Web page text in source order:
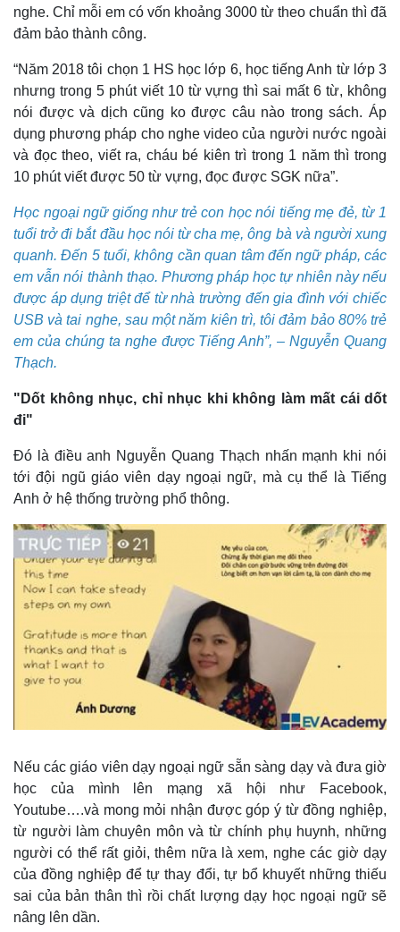
Bất động sản
Khởi nghiệp
Giá vàng
Tiêu dùng
Tỷ giá
Chứng khoán
nghe. Chỉ mỗi em có vốn khoảng 3000 từ theo chuẩn thì đã
đảm bảo thành công.
“Năm 2018 tôi chọn 1 HS học lớp 6, học tiếng Anh từ lớp 3
nhưng trong 5 phút viết 10 từ vựng thì sai mất 6 từ, không
nói được và dịch cũng ko được câu nào trong sách. Áp
dụng phương pháp cho nghe video của người nước ngoài
và đọc theo, viết ra, cháu bé kiên trì trong 1 năm thì trong
10 phút viết được 50 từ vựng, đọc được SGK nữa”.
Học ngoại ngữ giống như trẻ con học nói tiếng mẹ đẻ, từ 1
tuổi trở đi bắt đầu học nói từ cha mẹ, ông bà và người xung
quanh. Đến 5 tuổi, không cần quan tâm đến ngữ pháp, các
em vẫn nói thành thạo. Phương pháp học tự nhiên này nếu
được áp dụng triệt để từ nhà trường đến gia đình với chiếc
USB và tai nghe, sau một năm kiên trì, tôi đảm bảo 80% trẻ
em của chúng ta nghe được Tiếng Anh”, – Nguyễn Quang
Thạch.
"Dốt không nhục, chỉ nhục khi không làm mất cái dốt
đi"
Đó là điều anh Nguyễn Quang Thạch nhấn mạnh khi nói
tới đội ngũ giáo viên dạy ngoại ngữ, mà cụ thể là Tiếng
Anh ở hệ thống trường phổ thông.
Nếu các giáo viên dạy ngoại ngữ sẵn sàng dạy và đưa giờ
học của mình lên mạng xã hội như Facebook,
Youtube….và mong mỏi nhận được góp ý từ đồng nghiệp,
từ người làm chuyên môn và từ chính phụ huynh, những
người có thể rất giỏi, thêm nữa là xem, nghe các giờ dạy
của đồng nghiệp để tự thay đổi, tự bổ khuyết những thiếu
sai của bản thân thì rồi chất lượng dạy học ngoại ngữ sẽ
nâng lên dần.